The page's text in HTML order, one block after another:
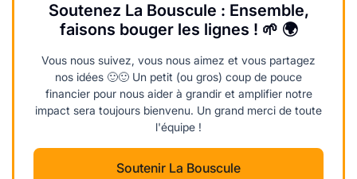
Soutenez La Bouscule : Ensemble,
faisons bouger les lignes ! 🌱 🌍
Vous nous suivez, vous nous aimez et vous partagez
nos idées 🙂🙂 Un petit (ou gros) coup de pouce
financier pour nous aider à grandir et amplifier notre
impact sera toujours bienvenu. Un grand merci de toute
l'équipe !
Soutenir La Bouscule